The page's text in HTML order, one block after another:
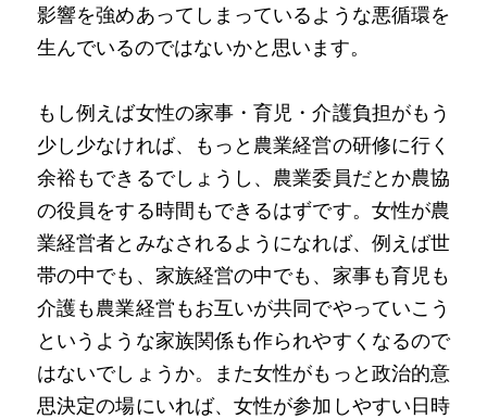
影響を強めあってしまっているような悪循環を
生んでいるのではないかと思います。
もし例えば女性の家事・育児・介護負担がもう
少し少なければ、もっと農業経営の研修に行く
余裕もできるでしょうし、農業委員だとか農協
の役員をする時間もできるはずです。女性が農
業経営者とみなされるようになれば、例えば世
帯の中でも、家族経営の中でも、家事も育児も
介護も農業経営もお互いが共同でやっていこう
というような家族関係も作られやすくなるので
はないでしょうか。また女性がもっと政治的意
思決定の場にいれば、女性が参加しやすい日時